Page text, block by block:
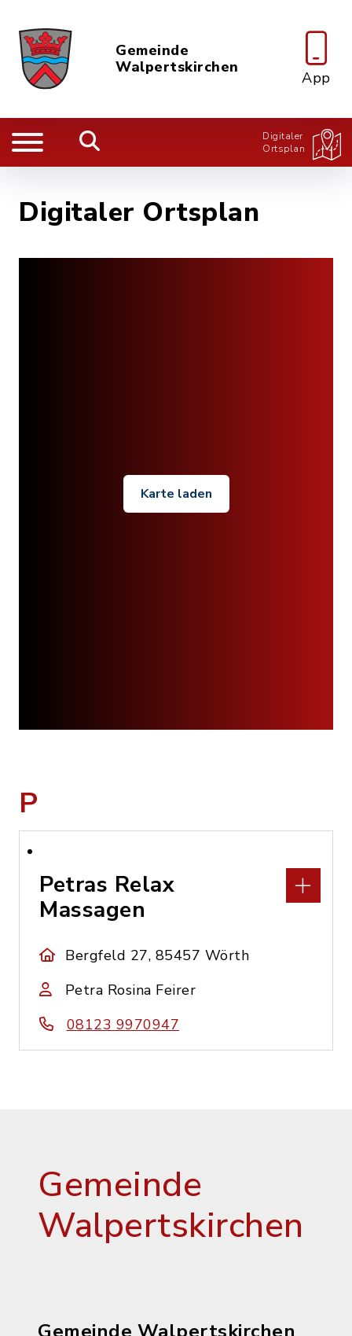
Gemeinde
Walpertskirchen
App
Digitaler
Ortsplan
Digitaler Ortsplan
Karte laden
P
Petras Relax
Massagen
Bergfeld 27, 85457 Wörth
Petra Rosina Feirer
08123 9970947
Gemeinde
Walpertskirchen